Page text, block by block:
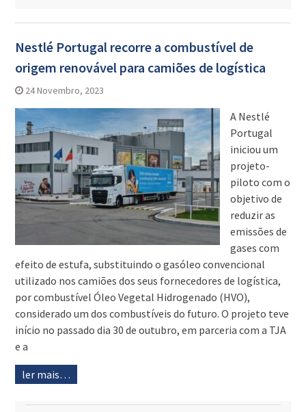
Nestlé Portugal recorre a combustível de
origem renovável para camiões de logística
24 Novembro, 2023
A Nestlé
Portugal
iniciou um
projeto-
piloto com o
objetivo de
reduzir as
emissões de
gases com
efeito de estufa, substituindo o gasóleo convencional
utilizado nos camiões dos seus fornecedores de logística,
por combustível Óleo Vegetal Hidrogenado (HVO),
considerado um dos combustíveis do futuro. O projeto teve
início no passado dia 30 de outubro, em parceria com a TJA
e a
ler mais…